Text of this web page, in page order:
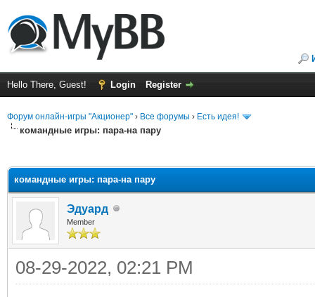
Hello There, Guest! Login Register
Форум онлайн-игры "Акционер" › Все форумы › Есть идея!
командные игры: пара-на пару
командные игры: пара-на пару
Эдуард
Member
08-29-2022, 02:21 PM